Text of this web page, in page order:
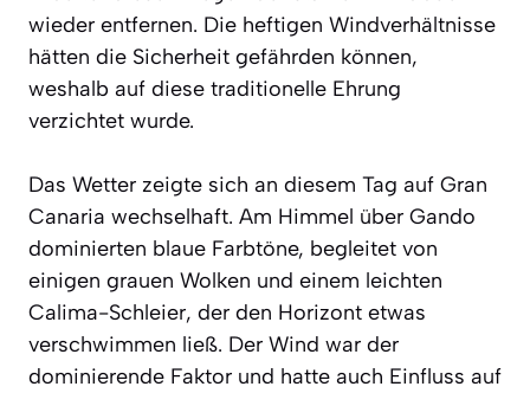
wieder entfernen. Die heftigen Windverhältnisse
hätten die Sicherheit gefährden können,
weshalb auf diese traditionelle Ehrung
verzichtet wurde.
Das Wetter zeigte sich an diesem Tag auf Gran
Canaria wechselhaft. Am Himmel über Gando
dominierten blaue Farbtöne, begleitet von
einigen grauen Wolken und einem leichten
Calima-Schleier, der den Horizont etwas
verschwimmen ließ. Der Wind war der
dominierende Faktor und hatte auch Einfluss auf